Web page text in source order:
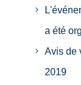
a été
Avis de
2019